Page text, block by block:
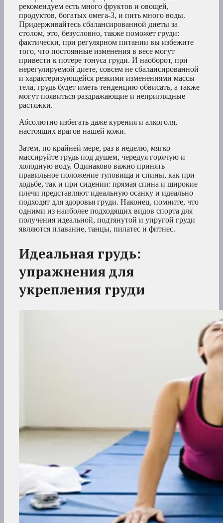
рекомендуем есть много фруктов и овощей,
продуктов, богатых омега-3, и пить много воды.
Придерживайтесь сбалансированной диеты за
столом, это, безусловно, также поможет груди:
фактически, при регулярном питании вы избежите
того, что постоянные изменения в весе могут
привести к потере тонуса груди. И наоборот, при
нерегулируемой диете, совсем не сбалансированной
и характеризующейся резкими изменениями массы
тела, грудь будет иметь тенденцию обвисать, а также
могут появиться раздражающие и неприглядные
растяжки.
Абсолютно избегать даже курения и алкоголя,
настоящих врагов нашей кожи.
Затем, по крайней мере, раз в неделю, мягко
массируйте грудь под душем, чередуя горячую и
холодную воду. Одинаково важно принять
правильное положение туловища и спины, как при
ходьбе, так и при сидении: прямая спина и широкие
плечи представляют идеальную осанку и идеально
подходят для здоровья груди. Наконец, помните, что
одними из наиболее подходящих видов спорта для
получения идеальной, подтянутой и упругой груди
являются плавание, танцы, пилатес и фитнес.
Идеальная грудь:
упражнения для
укрепления груди